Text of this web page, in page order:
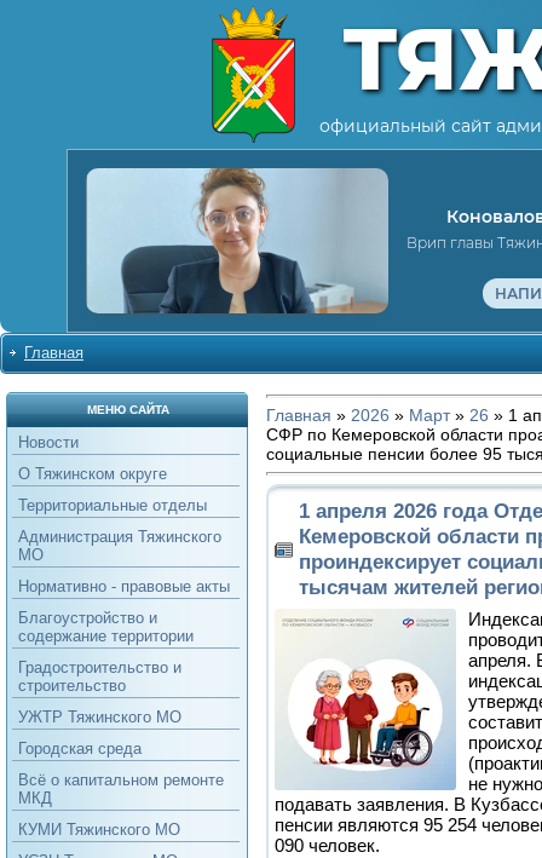
официальный сайт
Врип главы
Главная
МЕНЮ САЙТА
Новости
О Тяжинском округе
Территориальные отделы
Администрация Тяжинского
МО
Нормативно - правовые акты
Благоустройство и
содержание территории
Градостроительство и
строительство
УЖТР Тяжинского МО
Городская среда
Всё о капитальном ремонте
МКД
КУМИ Тяжинского МО
Главная » 2026 » Март » 26 » 1
СФР по Кемеровской области
социальные пенсии более 95
1 апреля 2026 года
Кемеровской области
проиндексирует
тысячам жителей
апреля.
не
подавать заявления. В
пенсии являются 95 254
090 человек.